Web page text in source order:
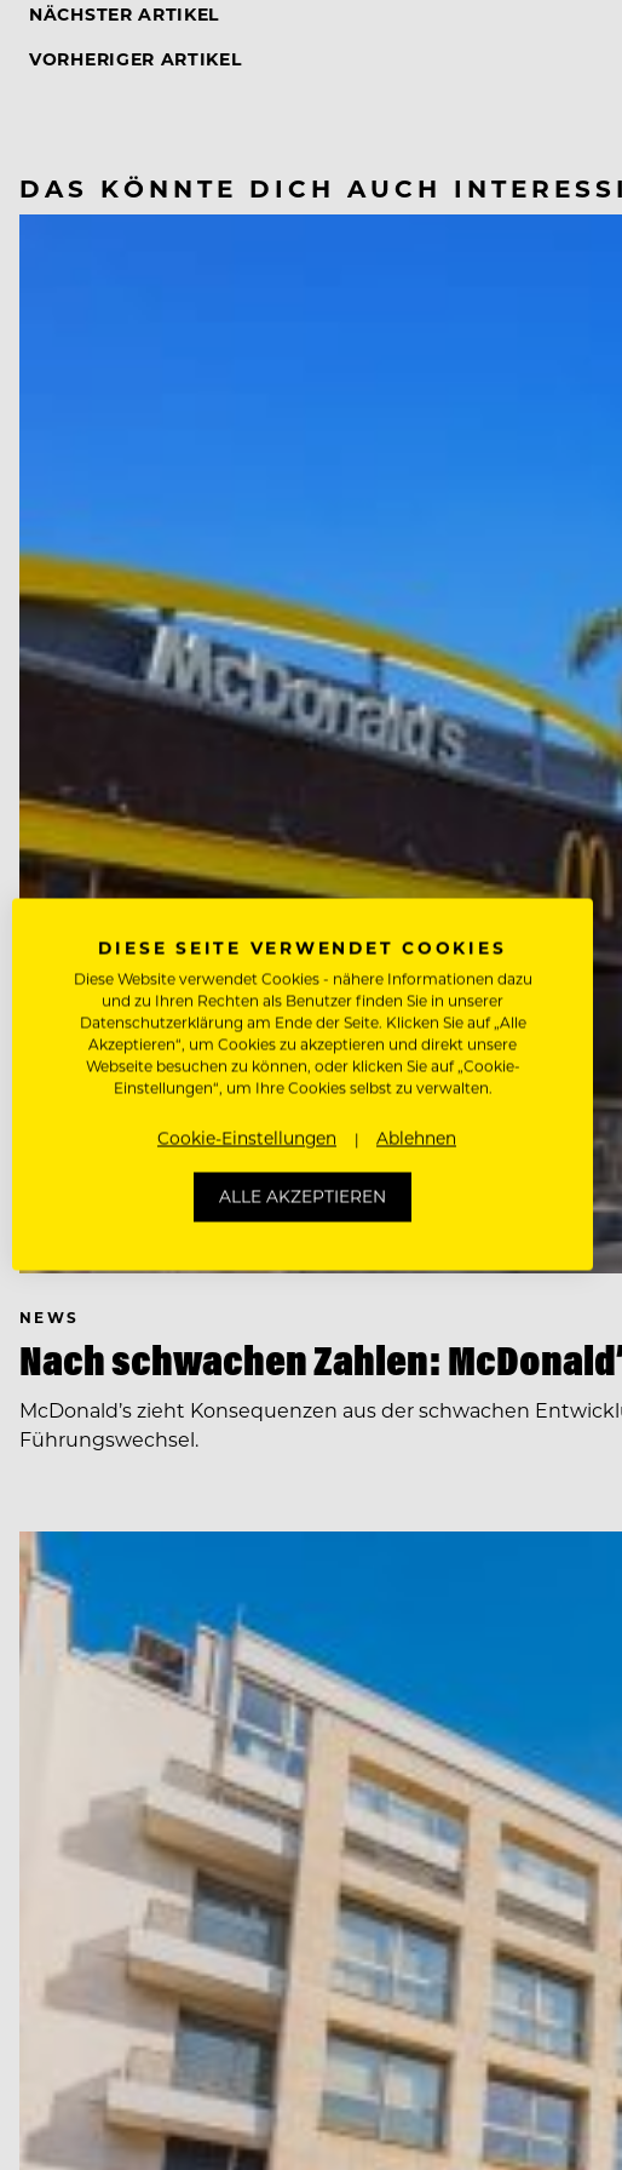
NÄCHSTER ARTIKEL
VORHERIGER ARTIKEL
DAS KÖNNTE DICH AUCH
NEWS
Nach schwachen Zahlen:
McDonald’s zieht Konsequenzen aus der schwachen
Führungswechsel.
DIESE SEITE VERWENDET COOKIES
Diese Website verwendet Cookies - nähere Informationen dazu
und zu Ihren Rechten als Benutzer finden Sie in unserer
Datenschutzerklärung am Ende der Seite. Klicken Sie auf „Alle
Akzeptieren“, um Cookies zu akzeptieren und direkt unsere
Webseite besuchen zu können, oder klicken Sie auf „Cookie-
Einstellungen“, um Ihre Cookies selbst zu verwalten.
Cookie-Einstellungen Ablehnen
ALLE AKZEPTIEREN